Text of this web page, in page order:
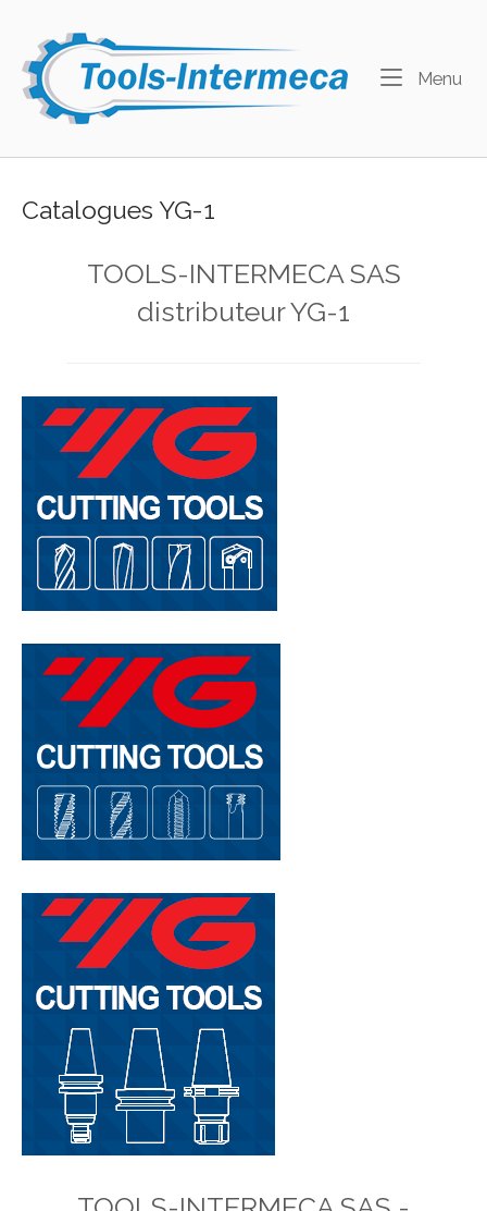
content
Home
Menu
Catalogues YG-1
TOOLS-INTERMECA SAS
distributeur YG-1